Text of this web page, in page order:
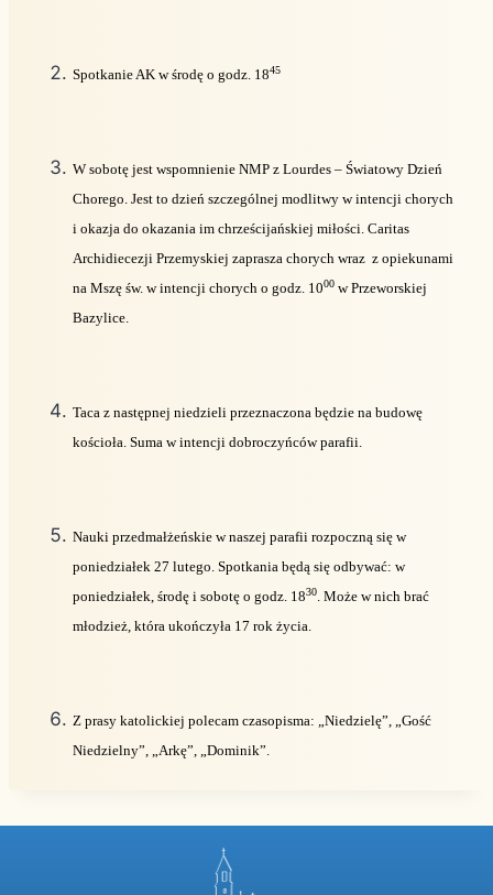
Spotkanie AK w środę o godz. 1845
W sobotę jest wspomnienie NMP z Lourdes – Światowy Dzień
Chorego. Jest to dzień szczególnej modlitwy w intencji chorych
i okazja do okazania im chrześcijańskiej miłości. Caritas
Archidiecezji Przemyskiej zaprasza chorych wraz z opiekunami
na Mszę św. w intencji chorych o godz. 1000 w Przeworskiej
Bazylice.
Taca z następnej niedzieli przeznaczona będzie na budowę
kościoła. Suma w intencji dobroczyńców parafii.
Nauki przedmałżeńskie w naszej parafii rozpoczną się w
poniedziałek 27 lutego. Spotkania będą się odbywać: w
poniedziałek, środę i sobotę o godz. 1830 . Może w nich brać
młodzież, która ukończyła 17 rok życia.
Z prasy katolickiej polecam czasopisma: „Niedzielę”, „Gość
Niedzielny”, „Arkę”, „Dominik”.